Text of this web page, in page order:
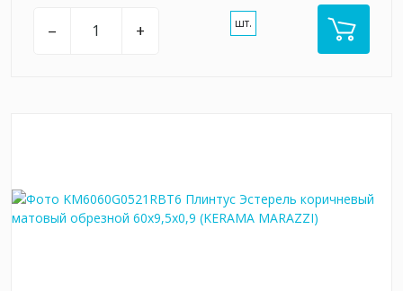
– + шт.